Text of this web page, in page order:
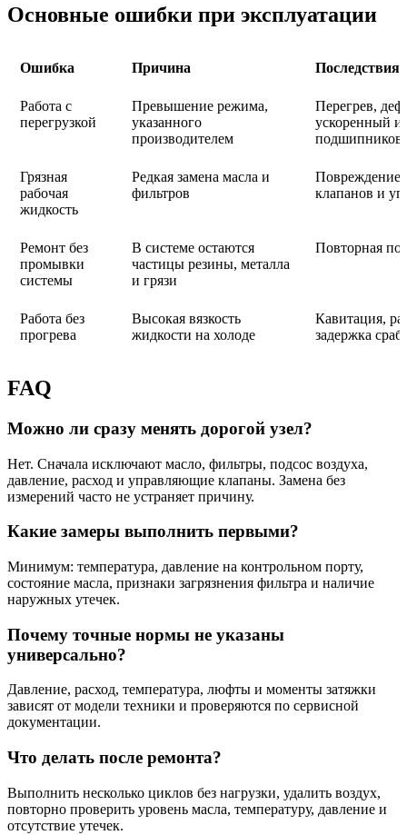
Основные ошибки при эксплуатации
Ошибка Причина Последствия
Работа с
перегрузкой
Превышение режима,
указанного
производителем
Перегрев,
ускоренный
подшипников
Грязная
рабочая
жидкость
Редкая замена масла и
фильтров
Повреждение
клапанов и
Ремонт без
промывки
системы
В системе остаются
частицы резины, металла
и грязи
Повторная
Работа без
прогрева
Высокая вязкость
жидкости на холоде
Кавитация,
задержка
FAQ
Можно ли сразу менять дорогой узел?
Нет. Сначала исключают масло, фильтры, подсос воздуха,
давление, расход и управляющие клапаны. Замена без
измерений часто не устраняет причину.
Какие замеры выполнить первыми?
Минимум: температура, давление на контрольном порту,
состояние масла, признаки загрязнения фильтра и наличие
наружных утечек.
Почему точные нормы не указаны
универсально?
Давление, расход, температура, люфты и моменты затяжки
зависят от модели техники и проверяются по сервисной
документации.
Что делать после ремонта?
Выполнить несколько циклов без нагрузки, удалить воздух,
повторно проверить уровень масла, температуру, давление и
отсутствие утечек.